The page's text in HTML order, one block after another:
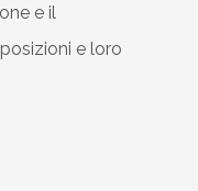
e il
e loro